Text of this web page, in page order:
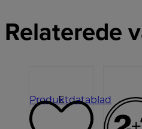
Relaterede
E
Produktdatablad